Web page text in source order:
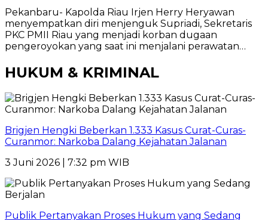
Pekanbaru- Kapolda Riau Irjen Herry Heryawan
menyempatkan diri menjenguk Supriadi, Sekretaris
PKC PMII Riau yang menjadi korban dugaan
pengeroyokan yang saat ini menjalani perawatan…
HUKUM & KRIMINAL
Brigjen Hengki Beberkan 1.333 Kasus Curat-Curas-
Curanmor: Narkoba Dalang Kejahatan Jalanan
3 Juni 2026 | 7:32 pm WIB
Publik Pertanyakan Proses Hukum yang Sedang